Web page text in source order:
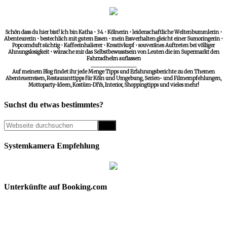
Schön dass du hier bist! Ich bin Katha • 34 • Kölnerin • leidenschaftliche Weltenbummlerin •
Abenteurerin • bestechlich mit gutem Essen • mein Essverhalten gleicht einer Sumoringerin •
Popcornduft süchtig • Kaffeeinhalierer • Kreativkopf • souveränes Auftreten bei völliger
Ahnungslosigkeit • wünsche mir das Selbstbewusstsein von Leuten die im Supermarkt den
Fahrradhelm auflassen
__________________
Auf meinem Blog findet ihr jede Menge Tipps und Erfahrungsberichte zu den Themen
Abenteuerreisen, Restauranttipps für Köln und Umgebung, Serien- und Filmempfehlungen,
Mottoparty-Ideen, Kostüm-DIYs, Interior, Shoppingtipps und vieles mehr!
Suchst du etwas bestimmtes?
Systemkamera Empfehlung
Unterkünfte auf Booking.com